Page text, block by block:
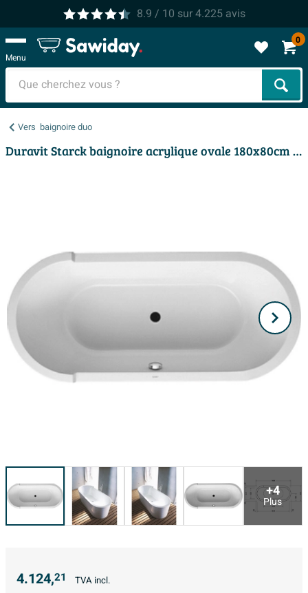
8.9 / 10 sur4.225 avis
Menu
0
Vers baignoire duo
Duravit Starck baignoire acrylique ovale 180x80cm avec panneau avec pieds blanc
+4
Plus
4.124,21 TVA incl.